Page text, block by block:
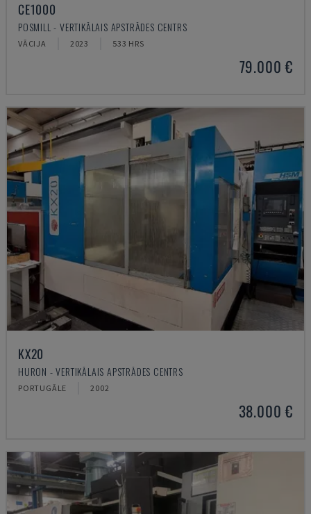
CE1000
POSMILL - VERTIKĀLAIS APSTRĀDES CENTRS
VĀCIJA 2023 533 HRS
79.000 €
KX20
HURON - VERTIKĀLAIS APSTRĀDES CENTRS
PORTUGĀLE 2002
38.000 €